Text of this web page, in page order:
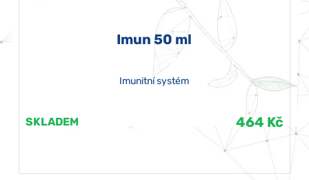
Imun 50 ml
Imunitní systém
SKLADEM 464 Kč